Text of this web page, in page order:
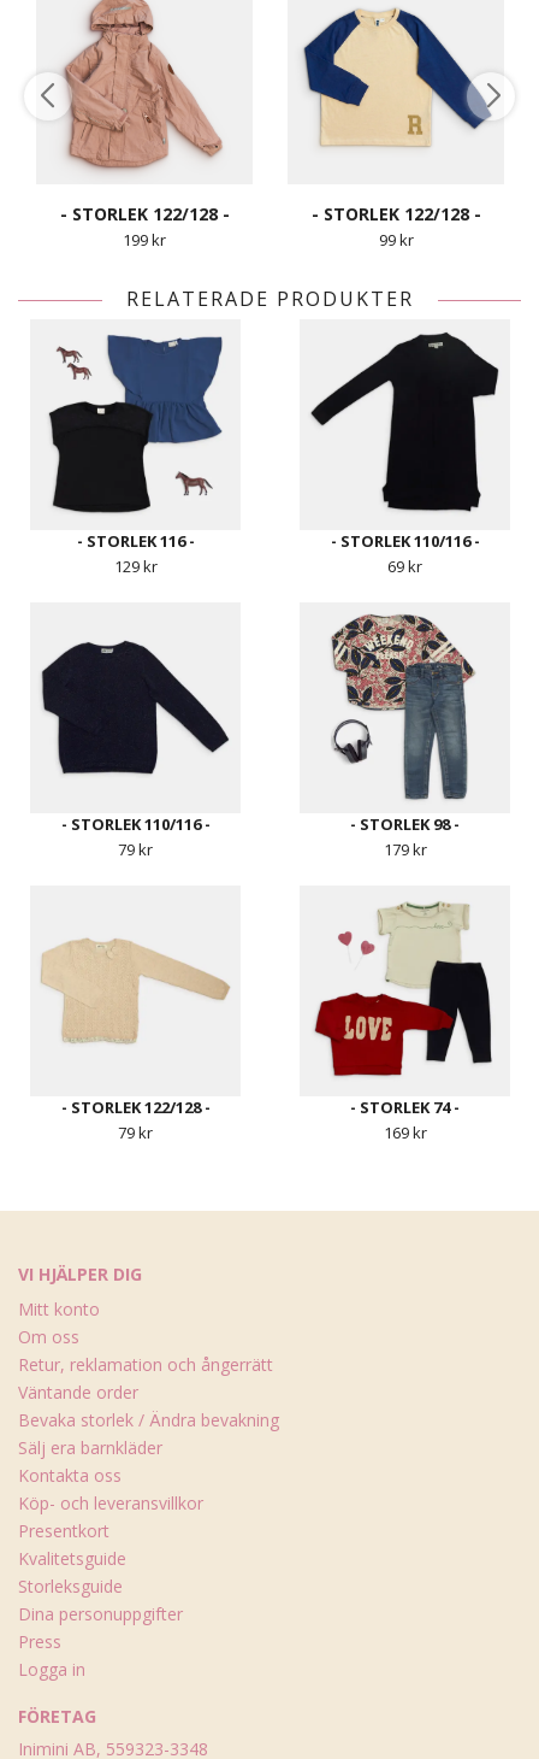
- STORLEK 122/128 -
199 kr
- STORLEK 122/128 -
99 kr
RELATERADE PRODUKTER
- STORLEK 116 -
129 kr
- STORLEK 110/116 -
69 kr
- STORLEK 110/116 -
79 kr
- STORLEK 98 -
179 kr
- STORLEK 122/128 -
79 kr
- STORLEK 74 -
169 kr
VI HJÄLPER DIG
Mitt konto
Om oss
Retur, reklamation och ångerrätt
Väntande order
Bevaka storlek / Ändra bevakning
Sälj era barnkläder
Kontakta oss
Köp- och leveransvillkor
Presentkort
Kvalitetsguide
Storleksguide
Dina personuppgifter
Press
Logga in
FÖRETAG
Inimini AB, 559323-3348